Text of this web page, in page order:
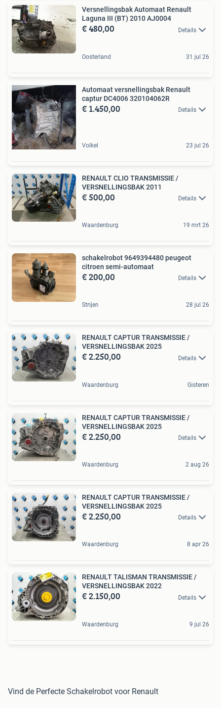
Versnellingsbak Automaat Renault
Laguna III (BT) 2010 AJ0004
€ 480,00 Details
Oosterland 31 jul 26
Automaat versnellingsbak Renault
captur DC4006 320104062R
€ 1.450,00 Details
Volkel 23 jul 26
RENAULT CLIO TRANSMISSIE /
VERSNELLINGSBAK 2011
€ 500,00 Details
Waardenburg 19 mrt 26
schakelrobot 9649394480 peugeot
citroen semi-automaat
€ 200,00 Details
Strijen 28 jul 26
RENAULT CAPTUR TRANSMISSIE /
VERSNELLINGSBAK 2025
€ 2.250,00 Details
Waardenburg Gisteren
RENAULT CAPTUR TRANSMISSIE /
VERSNELLINGSBAK 2025
€ 2.250,00 Details
Waardenburg 2 aug 26
RENAULT CAPTUR TRANSMISSIE /
VERSNELLINGSBAK 2025
€ 2.250,00 Details
Waardenburg 8 apr 26
RENAULT TALISMAN TRANSMISSIE /
VERSNELLINGSBAK 2022
€ 2.150,00 Details
Waardenburg 9 jul 26
Vind de Perfecte Schakelrobot voor Renault